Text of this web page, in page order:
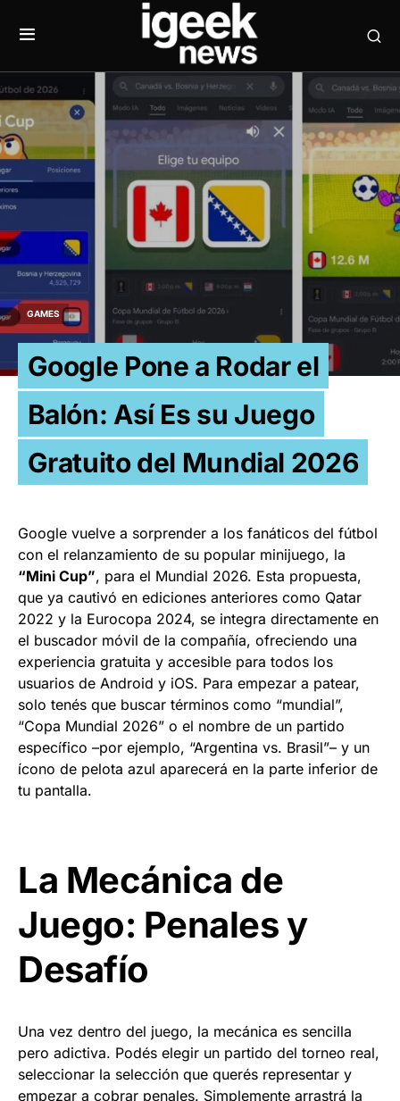
GAMES
Google Pone a Rodar el
Balón: Así Es su Juego
Gratuito del Mundial 2026
Google vuelve a sorprender a los fanáticos del fútbol
con el relanzamiento de su popular minijuego, la
“Mini Cup”, para el Mundial 2026. Esta propuesta,
que ya cautivó en ediciones anteriores como Qatar
2022 y la Eurocopa 2024, se integra directamente en
el buscador móvil de la compañía, ofreciendo una
experiencia gratuita y accesible para todos los
usuarios de Android y iOS. Para empezar a patear,
solo tenés que buscar términos como “mundial”,
“Copa Mundial 2026” o el nombre de un partido
específico –por ejemplo, “Argentina vs. Brasil”– y un
ícono de pelota azul aparecerá en la parte inferior de
tu pantalla.
La Mecánica de
Juego: Penales y
Desafío
Una vez dentro del juego, la mecánica es sencilla
pero adictiva. Podés elegir un partido del torneo real,
seleccionar la selección que querés representar y
empezar a cobrar penales. Simplemente arrastrá la